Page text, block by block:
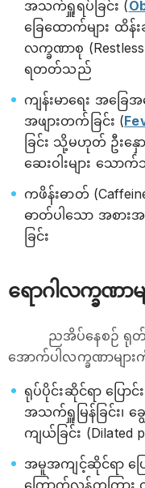
အသက်ရှူရပ်ခြင်း (
ခြေထောက်များ ထိန်
လက္ခဏာစု
ရတတ်သည်
ကျန်းမာရေး အခြေအ
အဖျားတက်ခြင်း (
ခြင်း သို့မဟုတ် ဦး
ဆေးဝါးများ သောက်
ကဖိန်းဓာတ်
ဓာတ်ပါသော အစား
ခြင်း
ရောဂါလက္ခဏာမ
ညအိပ်နေစဉ် ရု
အောက်ပါလက္ခဏာမျာ
ရုပ်ပိုင်းဆိုင်ရာ ပြောင်
အသက်ရှူမြန်ခြင်း၊
ကျယ်ခြင်း (Dilated
အမူအကျင့်ဆိုင်ရာ ပြ
ကြောက်လန့်တကြား